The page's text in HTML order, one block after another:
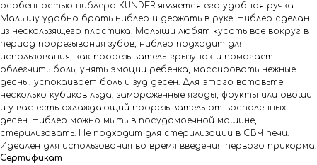
особенностью ниблера KUNDER является его удобная ручка.
Малышу удобно брать ниблер и держать в руке. Ниблер сделан
из нескользящего пластика. Малыши любят кусать все вокруг в
период прорезывания зубов, ниблер подходит для
использования, как прорезыватель-грызунок и помогает
облегчить боль, унять эмоции ребенка, массировать нежные
десны, успокаивает боль и зуд десен. Для этого вставьте
несколько кубиков льда, замороженные ягоды, фрукты или овощи
и у вас есть охлаждающий прорезыватель от воспаленных
десен. Ниблер можно мыть в посудомоечной машине,
стерилизовать. Не подходит для стерилизации в СВЧ печи.
Идеален для использования во время введения первого прикорма.
Сертификат